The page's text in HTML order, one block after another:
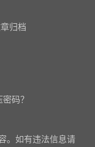
归档
码？
。如有违法信息请